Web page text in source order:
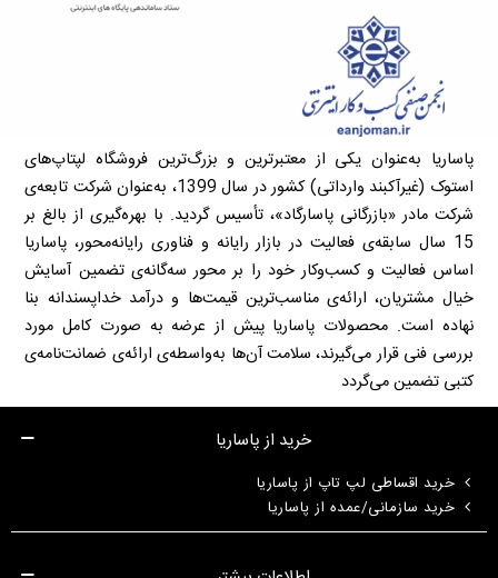
پاساریا به‌عنوان یکی از معتبرترین و بزرگ‌ترین فروشگاه لپتاپ‌های
استوک (غیرآکبند وارداتی) کشور در سال 1399، به‌عنوان شرکت تابعه‌ی
شرکت مادر «بازرگانی پاسارگاد»، تأسیس گردید. با بهره‌گیری از بالغ بر
15 سال سابقه‌ی فعالیت در بازار رایانه و فناوری رایانه‌محور، پاساریا
اساس فعالیت و کسب‌وکار خود را بر محور سه‌گانه‌ی تضمین آسایش
خیال مشتریان، ارائه‌ی مناسب‌ترین قیمت‌ها و درآمد خداپسندانه بنا
نهاده است. محصولات پاساریا پیش از عرضه به صورت کامل مورد
بررسی فنی قرار می‌گیرند، سلامت آن‌ها به‌واسطه‌ی ارائه‌ی ضمانت‌نامه‌ی
کتبی تضمین می‌گردد
خرید از پاساریا
خرید اقساطی لپ تاپ از پاساریا
خرید سازمانی/عمده از پاساریا